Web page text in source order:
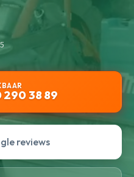
290 38 89
reviews